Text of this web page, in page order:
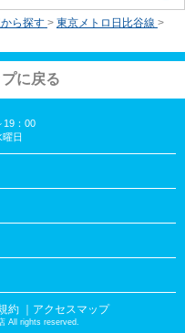
ら探す > 東京メトロ日比谷線 >
に戻る
19：00
日
約 ｜アクセスマップ
All rights reserved.